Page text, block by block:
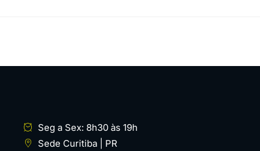
Seg a Sex: 8h30 às 19h
Sede Curitiba | PR